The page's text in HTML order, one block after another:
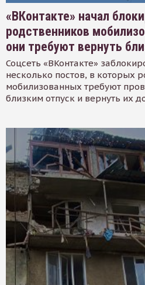
«ВКонтакте» начал
родственников
они требуют вернуть
Соцсеть «ВКонтакте»
несколько постов, в которых
мобилизованных требуют
близким отпуск и вернуть их